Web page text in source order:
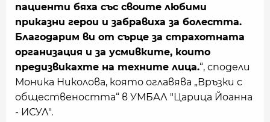
пациенти бяха със своите любими
приказни герои и забравиха за болестта.
Благодарим ви от сърце за страхотната
организация и за усмивките, които
предизвикахте на техните лица.“, сподели
Моника Николова, която оглавява „Връзки с
обществеността“ в УМБАЛ "Царица Йоанна
- ИСУЛ".